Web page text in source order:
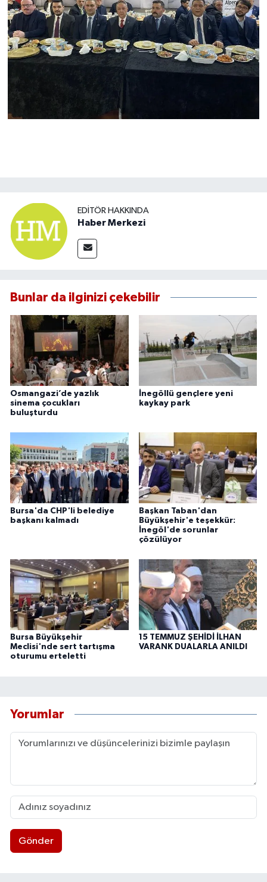
EDITÖR HAKKINDA
Haber Merkezi
Bunlar da ilginizi çekebilir
Osmangazi’de yazlık
sinema çocukları
buluşturdu
İnegöllü gençlere yeni
kaykay park
Bursa'da CHP'li belediye
başkanı kalmadı
Başkan Taban'dan
Büyükşehir'e teşekkür:
İnegöl'de sorunlar
çözülüyor
Bursa Büyükşehir
Meclisi'nde sert tartışma
oturumu erteletti
15 TEMMUZ ŞEHİDİ İLHAN
VARANK DUALARLA ANILDI
Yorumlar
Gönder